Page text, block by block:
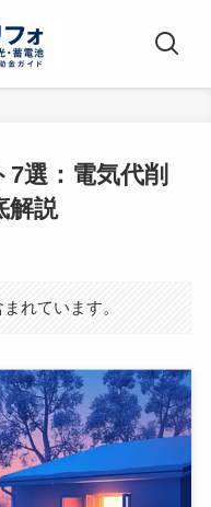
選：電気代削
解説
れています。